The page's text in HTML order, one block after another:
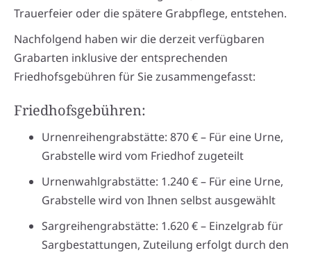
Trauerfeier oder die spätere Grabpflege, entstehen.
Nachfolgend haben wir die derzeit verfügbaren
Grabarten inklusive der entsprechenden
Friedhofsgebühren für Sie zusammengefasst:
Friedhofsgebühren:
Urnenreihengrabstätte: 870 € – Für eine Urne,
Grabstelle wird vom Friedhof zugeteilt
Urnenwahlgrabstätte: 1.240 € – Für eine Urne,
Grabstelle wird von Ihnen selbst ausgewählt
Sargreihengrabstätte: 1.620 € – Einzelgrab für
Sargbestattungen, Zuteilung erfolgt durch den